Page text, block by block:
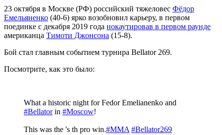
23 октября в Москве (РФ) российский тяжеловес Фёдор
Емельяненко (40-6) ярко возобновил карьеру, в первом
поединке с декабря 2019 года нокаутировав в первом раунде
американца Тимоти Джонсона (15-8).
Бой стал главным событием турнира Bellator 269.
Посмотрите, как это было:
What a historic night for Fedor Emelianenko and
#Bellatorin #Moscow!
This was the 's th pro win.#MMA #Bellator269